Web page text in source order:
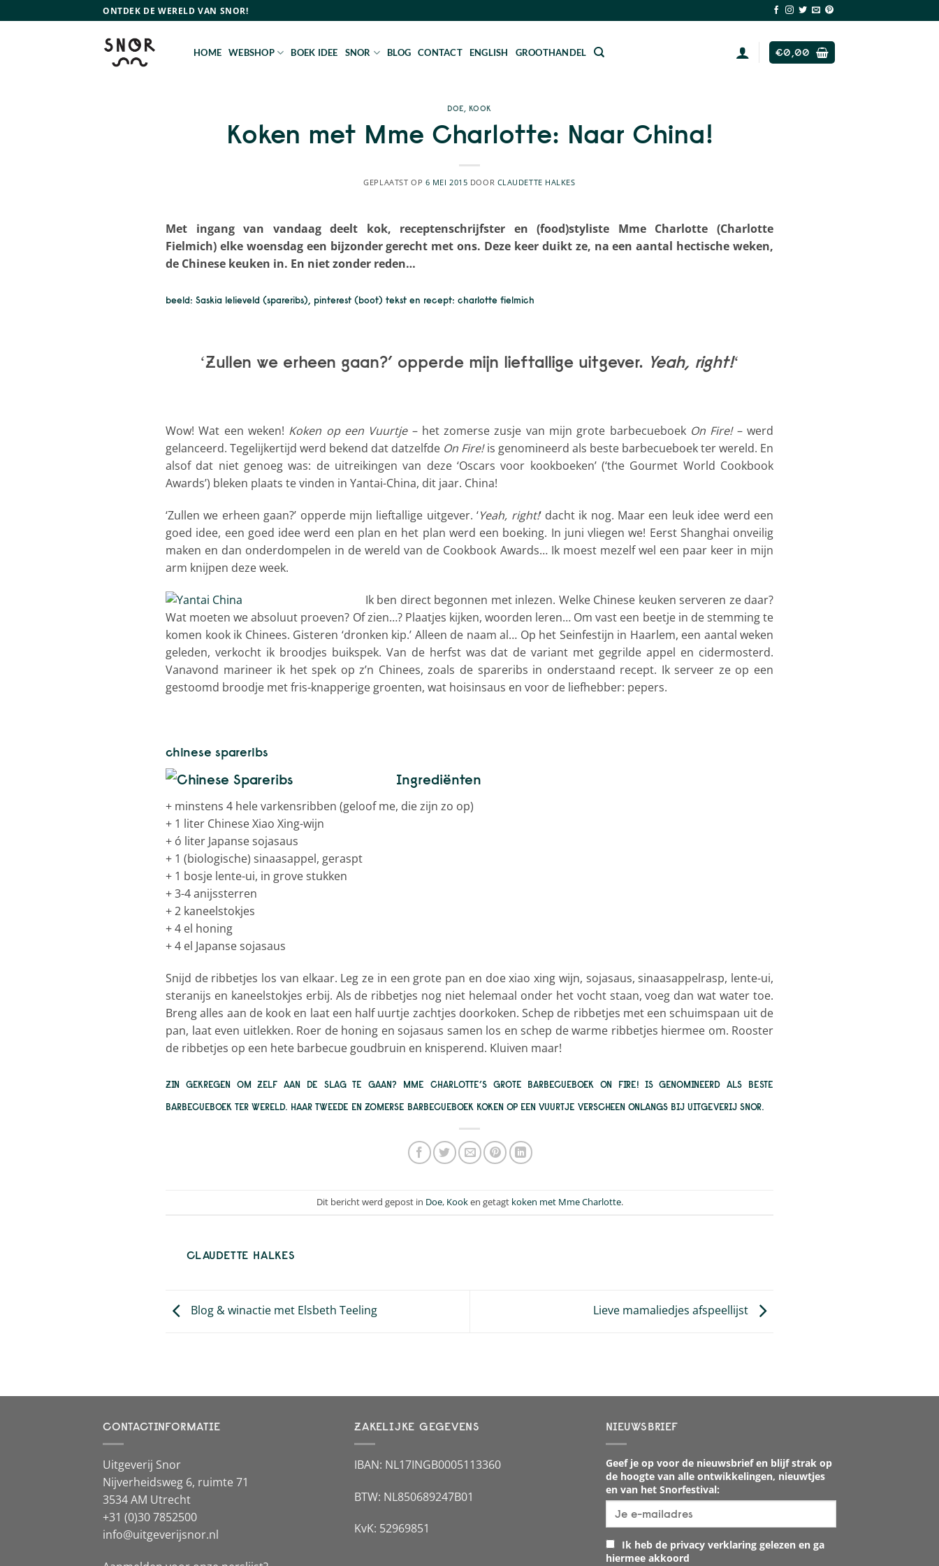
naar
ONTDEK DE WERELD VAN SNOR!
HOME WEBSHOP BOEK IDEE SNOR BLOG CONTACT ENGLISH GROOTHANDEL €0,00
DOE, KOOK
Koken met Mme Charlotte: Naar China!
GEPLAATST OP 6 MEI 2015 DOOR CLAUDETTE HALKES
Met ingang van vandaag deelt kok, receptenschrijfster en (food)styliste Mme Charlotte (Charlotte
Fielmich) elke woensdag een bijzonder gerecht met ons. Deze keer duikt ze, na een aantal hectische weken,
de Chinese keuken in. En niet zonder reden…
beeld: Saskia lelieveld (spareribs), pinterest (boot) tekst en recept: charlotte fielmich
‘Zullen we erheen gaan?’ opperde mijn lieftallige uitgever. Yeah, right!‘
Wow! Wat een weken! Koken op een Vuurtje– het zomerse zusje van mijn grote barbecueboek On Fire!– werd
gelanceerd. Tegelijkertijd werd bekend dat datzelfde On Fire!is genomineerd als beste barbecueboek ter wereld. En
alsof dat niet genoeg was: de uitreikingen van deze ‘Oscars voor kookboeken’ (‘the Gourmet World Cookbook
Awards’) bleken plaats te vinden in Yantai-China, dit jaar. China!
‘Zullen we erheen gaan?’ opperde mijn lieftallige uitgever. ‘Yeah, right!‘ dacht ik nog. Maar een leuk idee werd een
goed idee, een goed idee werd een plan en het plan werd een boeking. In juni vliegen we! Eerst Shanghai onveilig
maken en dan onderdompelen in de wereld van de Cookbook Awards… Ik moest mezelf wel een paar keer in mijn
arm knijpen deze week.
Ik ben direct begonnen met inlezen. Welke Chinese keuken serveren ze daar?
Wat moeten we absoluut proeven? Of zien…? Plaatjes kijken, woorden leren… Om vast een beetje in de stemming te
komen kook ik Chinees. Gisteren ‘dronken kip.’ Alleen de naam al… Op het Seinfestijn in Haarlem, een aantal weken
geleden, verkocht ik broodjes buikspek. Van de herfst was dat de variant met gegrilde appel en cidermosterd.
Vanavond marineer ik het spek op z’n Chinees, zoals de spareribs in onderstaand recept. Ik serveer ze op een
gestoomd broodje met fris-knapperige groenten, wat hoisinsaus en voor de liefhebber: pepers.
chinese spareribs
Ingrediënten
+ minstens 4 hele varkensribben (geloof me, die zijn zo op)
+ 1 liter Chinese Xiao Xing-wijn
+ ó liter Japanse sojasaus
+ 1 (biologische) sinaasappel, geraspt
+ 1 bosje lente-ui, in grove stukken
+3-4 anijssterren
+2 kaneelstokjes
+4 el honing
+4 el Japanse sojasaus
Snijd de ribbetjes los van elkaar. Leg ze in een grote pan en doe xiao xing wijn, sojasaus, sinaasappelrasp, lente-ui,
steranijs en kaneelstokjes erbij. Als de ribbetjes nog niet helemaal onder het vocht staan, voeg dan wat water toe.
Breng alles aan de kook en laat een half uurtje zachtjes doorkoken. Schep de ribbetjes met een schuimspaan uit de
pan, laat even uitlekken. Roer de honing en sojasaus samen los en schep de warme ribbetjes hiermee om. Rooster
de ribbetjes op een hete barbecue goudbruin en knisperend. Kluiven maar!
ZIN GEKREGEN OM ZELF AAN DE SLAG TE GAAN? MME CHARLOTTE’S GROTE BARBECUEBOEKON FIRE! IS GENOMINEERD ALS BESTE
BARBECUEBOEK TER WERELD. HAAR TWEEDE EN ZOMERSE BARBECUEBOEK KOKEN OP EEN VUURTJE VERSCHEEN ONLANGS BIJ UITGEVERIJ SNOR.
Dit bericht werd gepost in Doe, Kooken getagt koken met Mme Charlotte.
CLAUDETTE HALKES
Blog & winactie met Elsbeth Teeling Lieve mamaliedjes afspeellijst
CONTACTINFORMATIE
Uitgeverij Snor
Nijverheidsweg 6, ruimte 71
3534 AM Utrecht
+31 (0)30 7852500
info@uitgeverijsnor.nl
ZAKELIJKE GEGEVENS
IBAN: NL17INGB0005113360
BTW: NL850689247B01
KvK: 52969851
NIEUWSBRIEF
Geef je op voor de nieuwsbrief en blijf strak op
de hoogte van alle ontwikkelingen, nieuwtjes
en van het Snorfestival:
Ik heb de privacy verklaring gelezen en ga
hiermee akkoord